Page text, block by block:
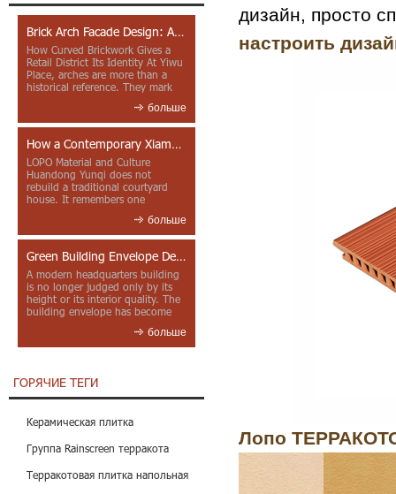
Brick Arch Facade Design: A Closer Look at Yiwu Place
How Curved Brickwork Gives a
Retail District Its Identity At Yiwu
Place, arches are more than a
historical reference. They mark
больше
How a Contemporary Xiamen Project Reframes Minnan Red Brick
LOPO Material and Culture
Huandong Yunqi does not
rebuild a traditional courtyard
house. It remembers one
больше
Green Building Envelope Design: Clay Sunscreen Fins for Modern Headquarters Architecture
A modern headquarters building
is no longer judged only by its
height or its interior quality. The
building envelope has become
больше
ГОРЯЧИЕ ТЕГИ
Керамическая плитка
Группа Rainscreen терракота
Терракотовая плитка напольная
дизайн, просто
настроить
Лопо